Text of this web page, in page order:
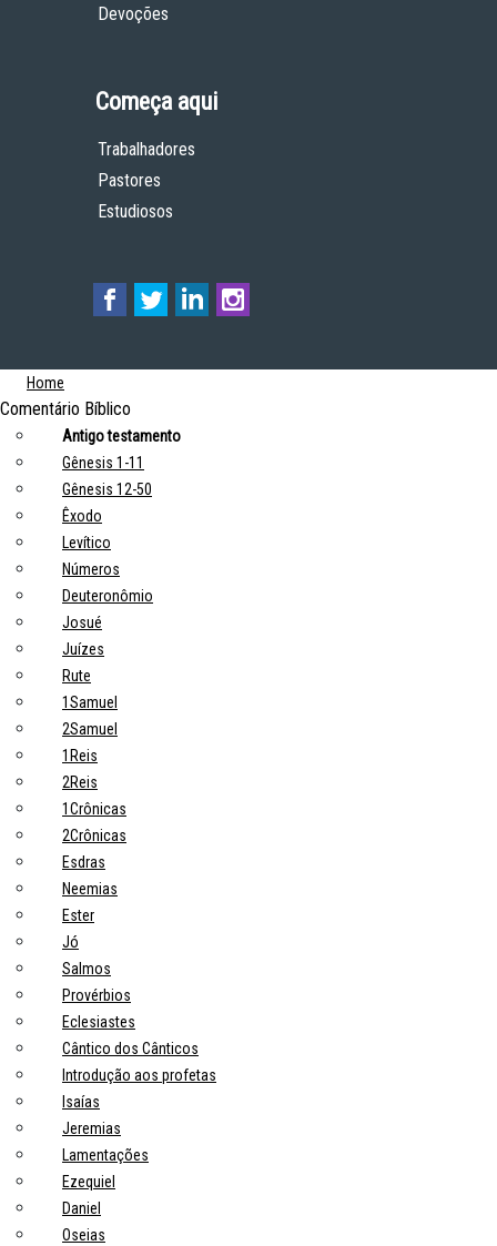
Devoções
Começa aqui
Trabalhadores
Pastores
Estudiosos
Home
Comentário Bíblico
Antigo testamento
Gênesis 1-11
Gênesis 12-50
Êxodo
Levítico
Números
Deuteronômio
Josué
Juízes
Rute
1Samuel
2Samuel
1Reis
2Reis
1Crônicas
2Crônicas
Esdras
Neemias
Ester
Jó
Salmos
Provérbios
Eclesiastes
Cântico dos Cânticos
Introdução aos profetas
Isaías
Jeremias
Lamentações
Ezequiel
Daniel
Oseias